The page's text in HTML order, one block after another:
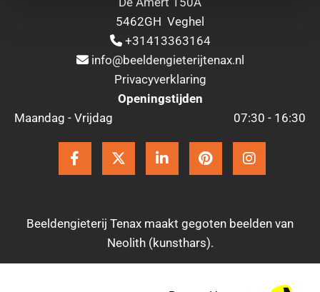
5462GH Veghel
 +31413363164
 info@beeldengieterijtenax.nl
Privacyverklaring
Openingstijden
Maandag - Vrijdag
07:30 - 16:30
Beeldengieterij Tenax maakt gegoten beelden van
Neolith (kunsthars).